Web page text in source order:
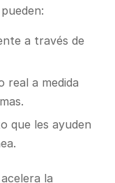
a través de
real a medida
que les ayuden
la